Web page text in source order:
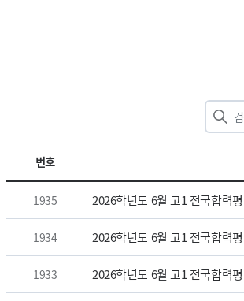
번호
1935 2026학년도 6월 고1 전국합력
1934 2026학년도 6월 고1 전국합력
1933 2026학년도 6월 고1 전국합력